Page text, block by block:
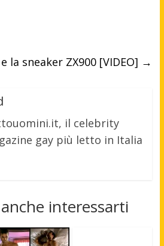
la sneaker ZX900 [VIDEO] →
il celebrity
gay più letto in Italia
interessarti